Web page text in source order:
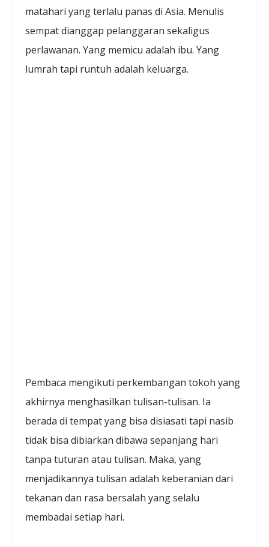
matahari yang terlalu panas di Asia. Menulis
sempat dianggap pelanggaran sekaligus
perlawanan. Yang memicu adalah ibu. Yang
lumrah tapi runtuh adalah keluarga.
Pembaca mengikuti perkembangan tokoh yang
akhirnya menghasilkan tulisan-tulisan. Ia
berada di tempat yang bisa disiasati tapi nasib
tidak bisa dibiarkan dibawa sepanjang hari
tanpa tuturan atau tulisan. Maka, yang
menjadikannya tulisan adalah keberanian dari
tekanan dan rasa bersalah yang selalu
membadai setiap hari.